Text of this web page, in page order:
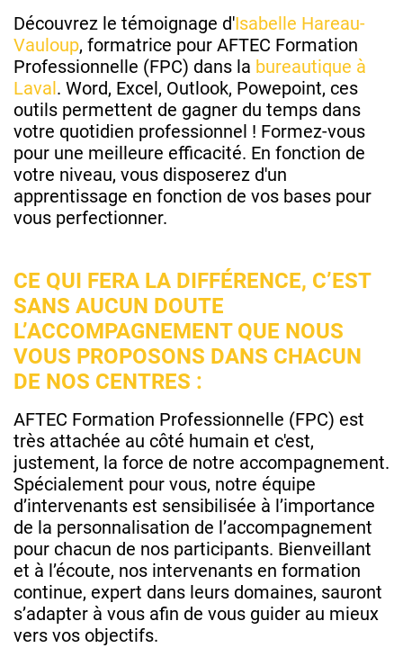
Découvrez le témoignage d'Isabelle Hareau-
Vauloup, formatrice pour AFTEC Formation
Professionnelle (FPC) dans la bureautique à
Laval. Word, Excel, Outlook, Powepoint, ces
outils permettent de gagner du temps dans
votre quotidien professionnel ! Formez-vous
pour une meilleure efficacité. En fonction de
votre niveau, vous disposerez d'un
apprentissage en fonction de vos bases pour
vous perfectionner.
CE QUI FERA LA DIFFÉRENCE, C’EST
SANS AUCUN DOUTE
L’ACCOMPAGNEMENT QUE NOUS
VOUS PROPOSONS DANS CHACUN
DE NOS CENTRES :
AFTEC Formation Professionnelle (FPC) est
très attachée au côté humain et c'est,
justement, la force de notre accompagnement.
Spécialement pour vous, notre équipe
d’intervenants est sensibilisée à l’importance
de la personnalisation de l’accompagnement
pour chacun de nos participants. Bienveillant
et à l’écoute, nos intervenants en formation
continue, expert dans leurs domaines, sauront
s’adapter à vous afin de vous guider au mieux
vers vos objectifs.